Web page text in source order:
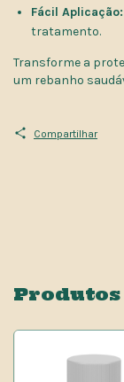
Fácil Aplicação:
tratamento.
Transforme a
um rebanho
Compartilhar